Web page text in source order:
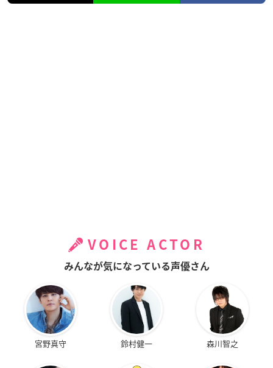
VOICE ACTOR
みんなが気になっている声優さん
宮野真守 鈴村健一 森川智之